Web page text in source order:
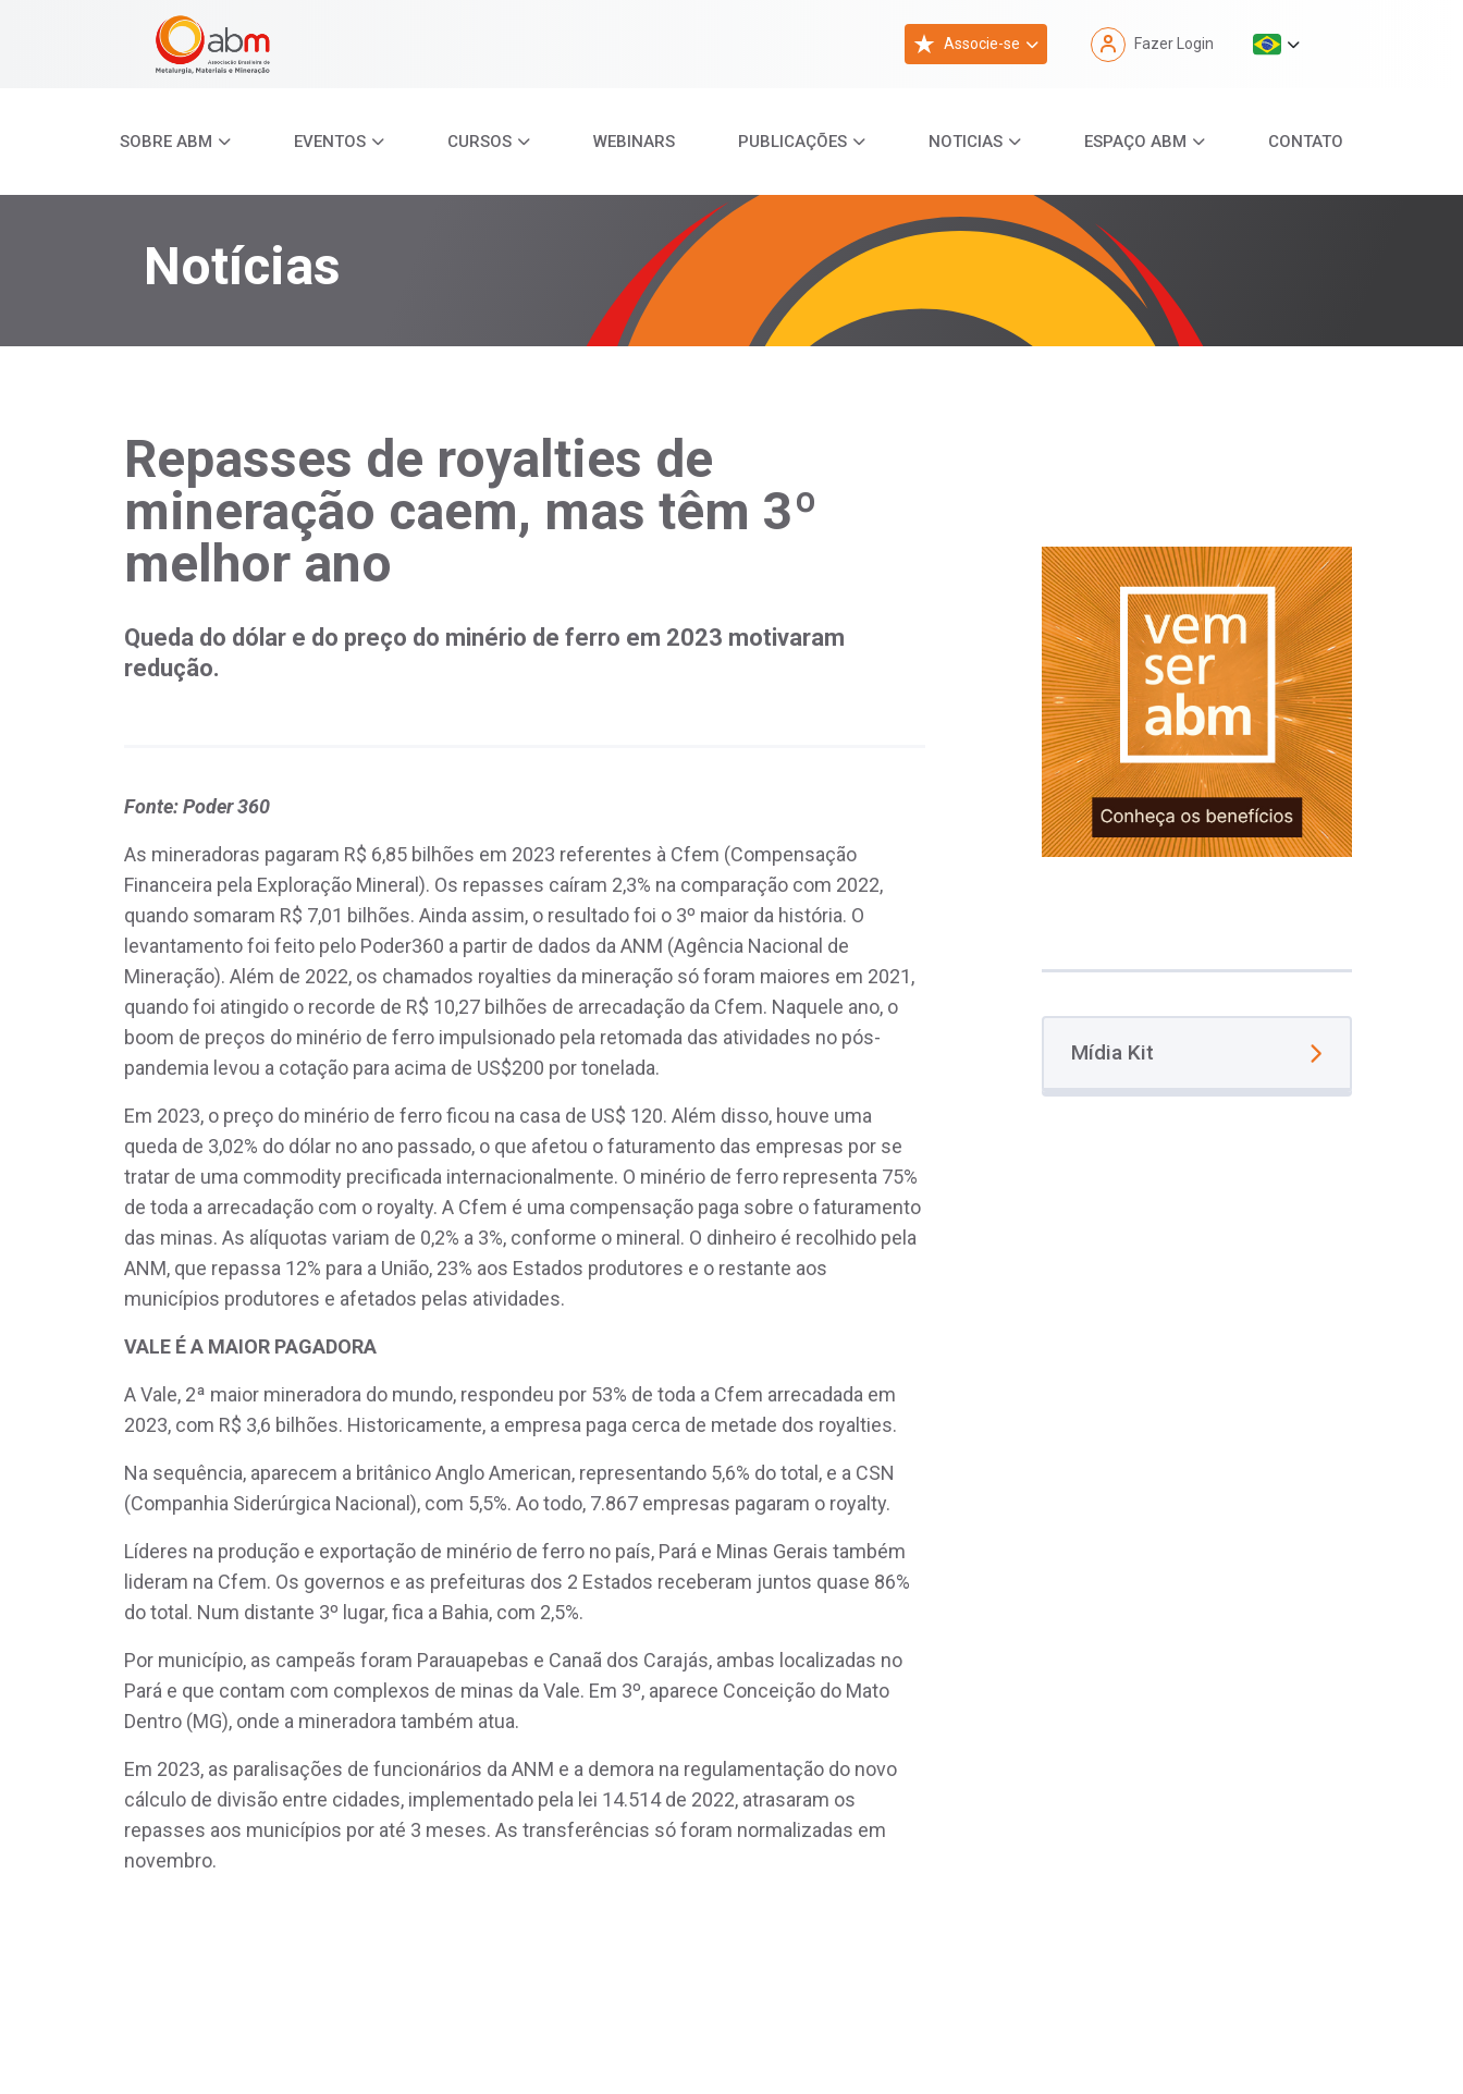
Associe-se Fazer Login
SOBRE ABM EVENTOS CURSOS WEBINARS PUBLICAÇÕES NOTICIAS ESPAÇO ABM CONTATO
Notícias
Repasses de royalties de
mineração caem, mas têm 3º
melhor ano
Queda do dólar e do preço do minério de ferro em 2023 motivaram
redução.
Fonte: Poder 360
As mineradoras pagaram R$ 6,85 bilhões em 2023 referentes à Cfem (Compensação
Financeira pela Exploração Mineral). Os repasses caíram 2,3% na comparação com 2022,
quando somaram R$ 7,01 bilhões. Ainda assim, o resultado foi o 3º maior da história. O
levantamento foi feito pelo Poder360 a partir de dados da ANM (Agência Nacional de
Mineração). Além de 2022, os chamados royalties da mineração só foram maiores em 2021,
quando foi atingido o recorde de R$ 10,27 bilhões de arrecadação da Cfem. Naquele ano, o
boom de preços do minério de ferro impulsionado pela retomada das atividades no pós-
pandemia levou a cotação para acima de US$200 por tonelada.
Em 2023, o preço do minério de ferro ficou na casa de US$ 120. Além disso, houve uma
queda de 3,02% do dólar no ano passado, o que afetou o faturamento das empresas por se
tratar de uma commodity precificada internacionalmente. O minério de ferro representa 75%
de toda a arrecadação com o royalty. A Cfem é uma compensação paga sobre o faturamento
das minas. As alíquotas variam de 0,2% a 3%, conforme o mineral. O dinheiro é recolhido pela
ANM, que repassa 12% para a União, 23% aos Estados produtores e o restante aos
municípios produtores e afetados pelas atividades.
VALE É A MAIOR PAGADORA
A Vale, 2ª maior mineradora do mundo, respondeu por 53% de toda a Cfem arrecadada em
2023, com R$ 3,6 bilhões. Historicamente, a empresa paga cerca de metade dos royalties.
Na sequência, aparecem a britânico Anglo American, representando 5,6% do total, e a CSN
(Companhia Siderúrgica Nacional), com 5,5%. Ao todo, 7.867 empresas pagaram o royalty.
Líderes na produção e exportação de minério de ferro no país, Pará e Minas Gerais também
lideram na Cfem. Os governos e as prefeituras dos 2 Estados receberam juntos quase 86%
do total. Num distante 3º lugar, fica a Bahia, com 2,5%.
Por município, as campeãs foram Parauapebas e Canaã dos Carajás, ambas localizadas no
Pará e que contam com complexos de minas da Vale. Em 3º, aparece Conceição do Mato
Dentro (MG), onde a mineradora também atua.
Em 2023, as paralisações de funcionários da ANM e a demora na regulamentação do novo
cálculo de divisão entre cidades, implementado pela lei 14.514 de 2022, atrasaram os
repasses aos municípios por até 3 meses. As transferências só foram normalizadas em
novembro.
Mídia Kit